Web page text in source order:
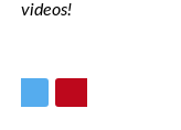
videos!